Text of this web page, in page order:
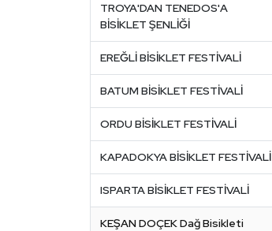
TROYA'DAN TENEDOS'A
BİSİKLET ŞENLİĞİ
EREĞLİ BİSİKLET FESTİVALİ
BATUM BİSİKLET FESTİVALİ
ORDU BİSİKLET FESTİVALİ
KAPADOKYA BİSİKLET FESTİVALİ
ISPARTA BİSİKLET FESTİVALİ
KEŞAN DOÇEK Dağ Bisikleti